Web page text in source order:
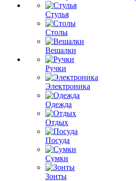
Стулья
Столы
Вешалки
Ручки
Электроника
Одежда
Отдых
Посуда
Сумки
Зонты